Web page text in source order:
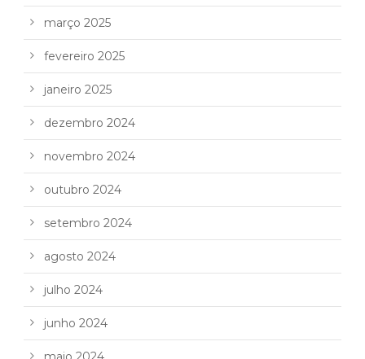
março 2025
fevereiro 2025
janeiro 2025
dezembro 2024
novembro 2024
outubro 2024
setembro 2024
agosto 2024
julho 2024
junho 2024